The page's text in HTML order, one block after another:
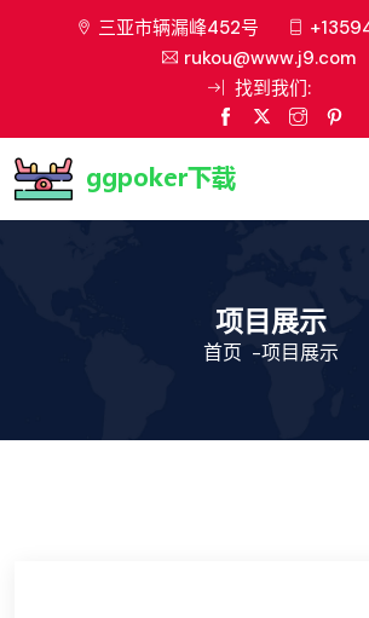
三亚市辆漏峰452号
rukou@www.j9.com
找到我们:
项目展示
首页 -项目展示